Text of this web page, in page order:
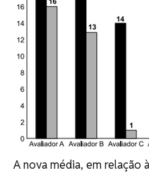
A nova média, em relação